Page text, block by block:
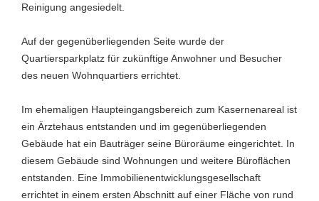
Reinigung angesiedelt.
Auf der gegenüberliegenden Seite wurde der
Quartiersparkplatz für zukünftige Anwohner und Besucher
des neuen Wohnquartiers errichtet.
Im ehemaligen Haupteingangsbereich zum Kasernenareal ist
ein Ärztehaus entstanden und im gegenüberliegenden
Gebäude hat ein Bauträger seine Büroräume eingerichtet. In
diesem Gebäude sind Wohnungen und weitere Büroflächen
entstanden. Eine Immobilienentwicklungsgesellschaft
errichtet in einem ersten Abschnitt auf einer Fläche von rund